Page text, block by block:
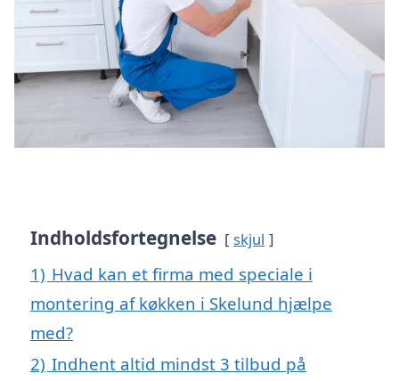
Indholdsfortegnelse skjul
1) Hvad kan et firma med speciale i
montering af køkken i Skelund hjælpe
med?
2) Indhent altid mindst 3 tilbud på